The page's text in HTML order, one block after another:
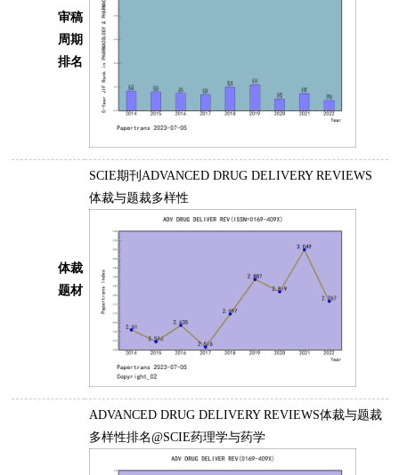
审稿
周期
排名
体裁
题材
SCIE期刊ADVANCED DRUG DELIVERY REVIEWS
体裁与题裁多样性
ADVANCED DRUG DELIVERY REVIEWS体裁与题裁
多样性排名@SCIE药理学与药学